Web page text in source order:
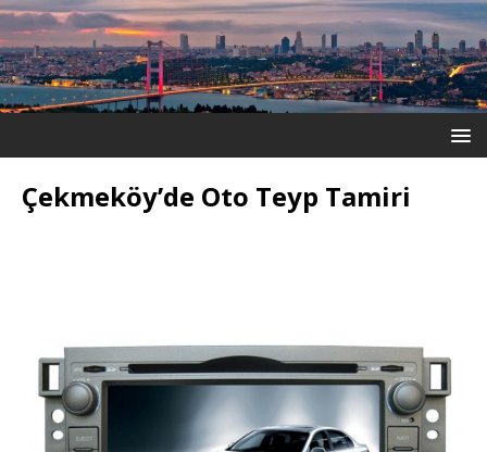
Çekmeköy’de Oto Teyp Tamiri